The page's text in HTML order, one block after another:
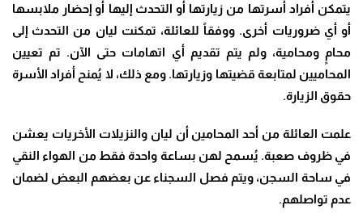
يتمكن أفراد أسرتها من زيارتها أو التحدث إليها أو إحضار ملابسها
أو أي ضروريات أخرى. ووفقاً للعائلة، تمكنت ليان من التحدث إلى
محامٍ ومحامية، ولم يتم تقديم أي اتهامات حتى الآن. تم تعيين
المحاميين لمتابعة قضيتها وزيارتها. ومع ذلك، لا يُمنح أفراد الأسرة
حقوق الزيارة.
علمت العائلة من أحد المحامين أن ليان والنزيلات الأخريات يعشن
في ظروف صعبة. يُسمح لهن بساعة واحدة فقط من الهواء النقي
في ساحة السجن، ويتم فصل السجناء عن بعضهم البعض لضمان
عدم تواصلهم.